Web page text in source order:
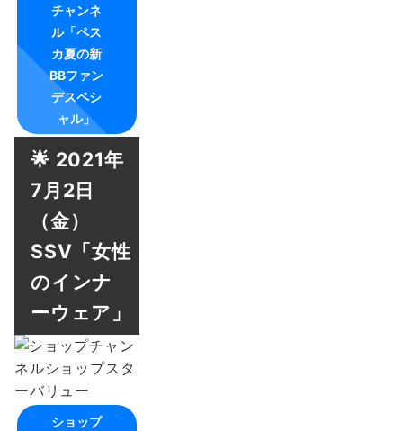
チャンネ
ル「ペス
カ夏の新
BBファン
デスペシ
ャル」
🌟 2021年
7月2日
（金）
SSV「女性
のインナ
ーウェア」
ショップ